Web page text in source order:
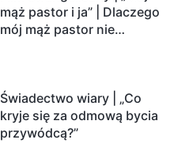
mąż pastor i ja” | Dlaczego
mój mąż pastor nie
Świadectwo wiary | „Co
kryje się za odmową bycia
przywódcą?”